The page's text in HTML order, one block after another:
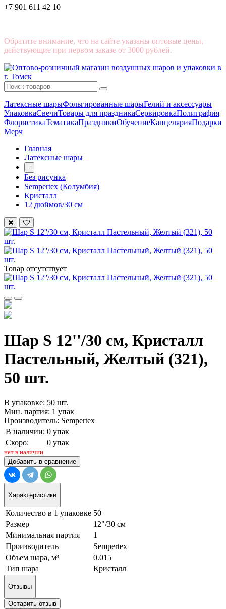
+7 901 611 42 10
Обратите внимание, что на сайте указаны оптовые цены,
действующие при первом заказе от 3000 рублей.
Латексные шарыФольгированные шарыГелий и аксессуары
УпаковкаСвечиТовары для праздникаСервировкаПолиграфия
ФлористикаТематикаПраздникиОбучениеКанцелярияПодарки
Мерч
Главная
Латексные шары
-
Без рисунка
Sempertex (Колумбия)
Кристалл
12 дюймов/30 см
Товар отсутствует
Шар S 12''/30 см, Кристалл
Пастельный, Желтый (321),
50 шт.
В упаковке: 50 шт.
Мин. партия: 1 упак
Производитель: Sempertex
В наличии: 0 упак
Скоро:
0 упак
нет в наличии
Добавить в сравнение
Характеристики
Количество в 1 упаковке 50
Размер
12"/30 см
Минимальная партия
1
Производитель
Sempertex
Объем шара, м³
0.015
Тип шара
Кристалл
Отзывы
Оставить отзыв